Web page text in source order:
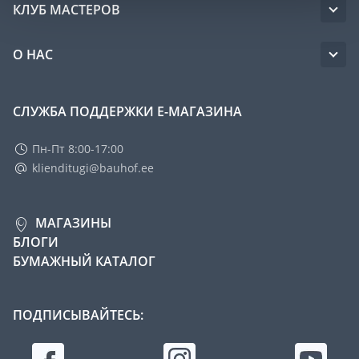
КЛУБ МАСТЕРОВ
О НАС
СЛУЖБА ПОДДЕРЖКИ Е-МАГАЗИНА
Пн-Пт 8:00-17:00
klienditugi@bauhof.ee
МАГАЗИНЫ
БЛОГИ
БУМАЖНЫЙ КАТАЛОГ
ПОДПИСЫВАЙТЕСЬ: